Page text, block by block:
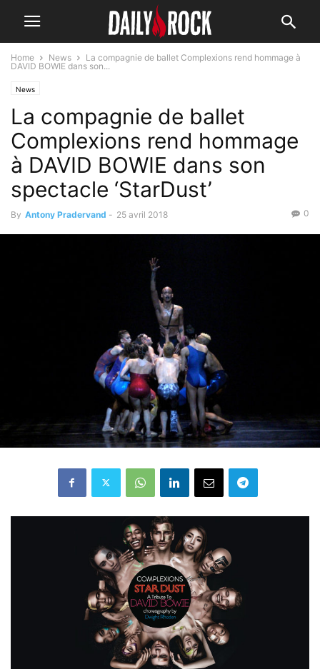
Home News
La compagnie de ballet Complexions rend hommage à
DAVID BOWIE dans son...
News
La compagnie de ballet
Complexions rend hommage
à DAVID BOWIE dans son
spectacle ‘StarDust’
By Antony Pradervand - 25 avril 2018 0